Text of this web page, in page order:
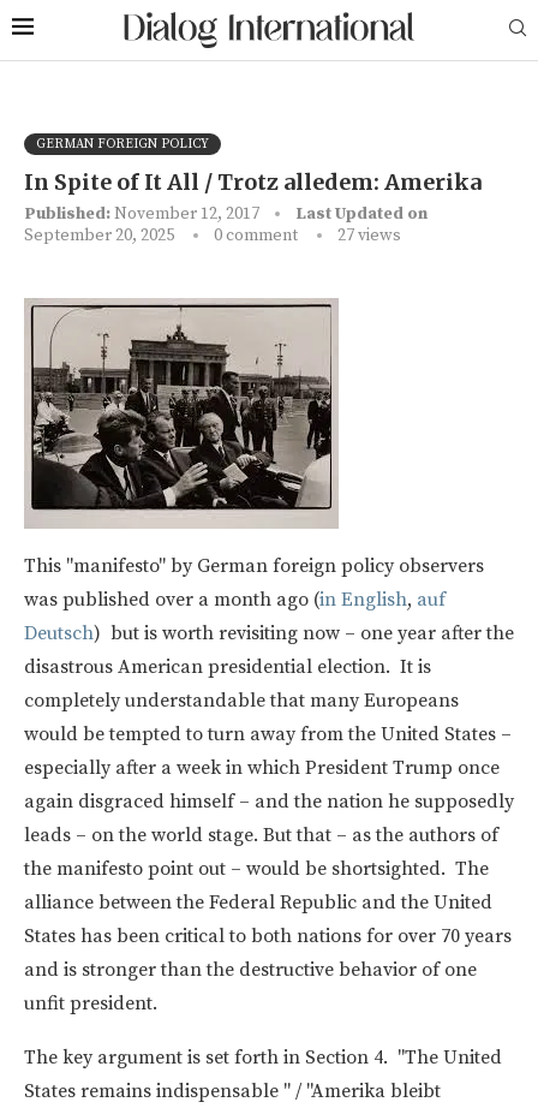
GERMAN FOREIGN POLICY
In Spite of It All / Trotz alledem: Amerika
Published:November 12, 2017
Last Updated on
September 20, 2025
0 comment 27views
This "manifesto" by German foreign policy observers
was published over a month ago (in English, auf
Deutsch) but is worth revisiting now – one year after the
disastrous American presidential election. It is
completely understandable that many Europeans
would be tempted to turn away from the United States –
especially after a week in which President Trump once
again disgraced himself – and the nation he supposedly
leads – on the world stage. But that – as the authors of
the manifesto point out – would be shortsighted. The
alliance between the Federal Republic and the United
States has been critical to both nations for over 70 years
and is stronger than the destructive behavior of one
unfit president.
The key argument is set forth in Section 4. "The United
States remains indispensable " / "Amerika bleibt